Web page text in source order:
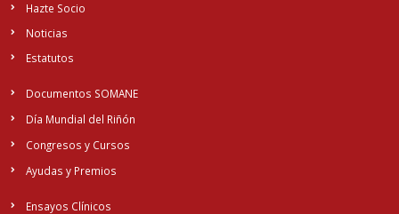
Hazte Socio
Noticias
Estatutos
Documentos SOMANE
Día Mundial del Riñón
Congresos y Cursos
Ayudas y Premios
Ensayos Clínicos